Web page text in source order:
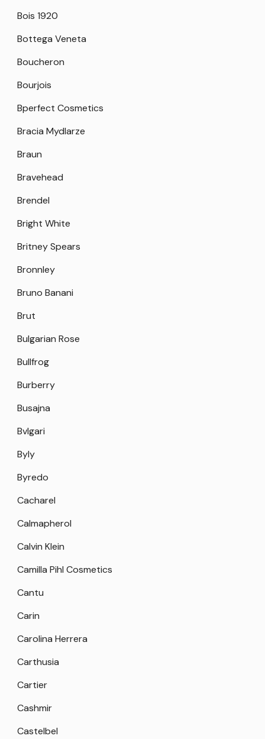
Bois 1920
Bottega Veneta
Boucheron
Bourjois
Bperfect Cosmetics
Bracia Mydlarze
Braun
Bravehead
Brendel
Bright White
Britney Spears
Bronnley
Bruno Banani
Brut
Bulgarian Rose
Bullfrog
Burberry
Busajna
Bvlgari
Byly
Byredo
Cacharel
Calmapherol
Calvin Klein
Camilla Pihl Cosmetics
Cantu
Carin
Carolina Herrera
Carthusia
Cartier
Cashmir
Castelbel